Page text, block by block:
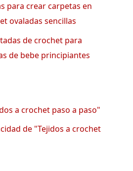
para crear carpetas en
ovaladas sencillas
de crochet para
de bebe principiantes
a crochet paso a paso"
de "Tejidos a crochet